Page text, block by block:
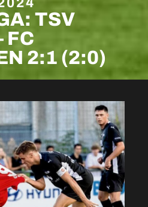
TSV
FC
2:1 (2:0)